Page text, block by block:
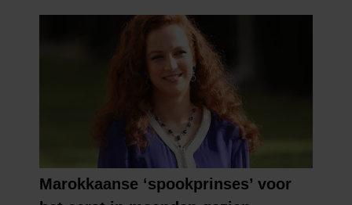
gaat akkoord met onze cookies als u onze website blijft